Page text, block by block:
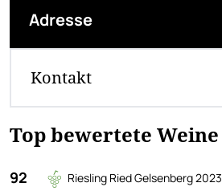
Adresse
Kontakt
Top bewertete Weine
92 Riesling Ried Gelsenberg 2023